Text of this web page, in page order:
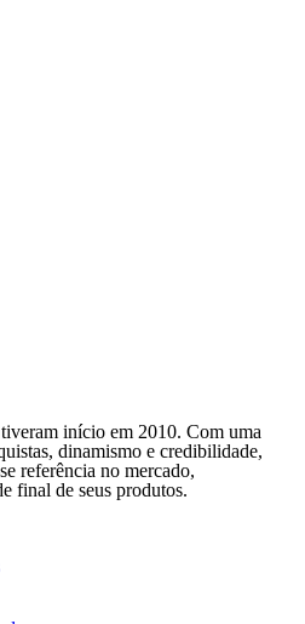
início em 2010. Com uma
dinamismo e credibilidade,
referência no mercado,
final de seus produtos.